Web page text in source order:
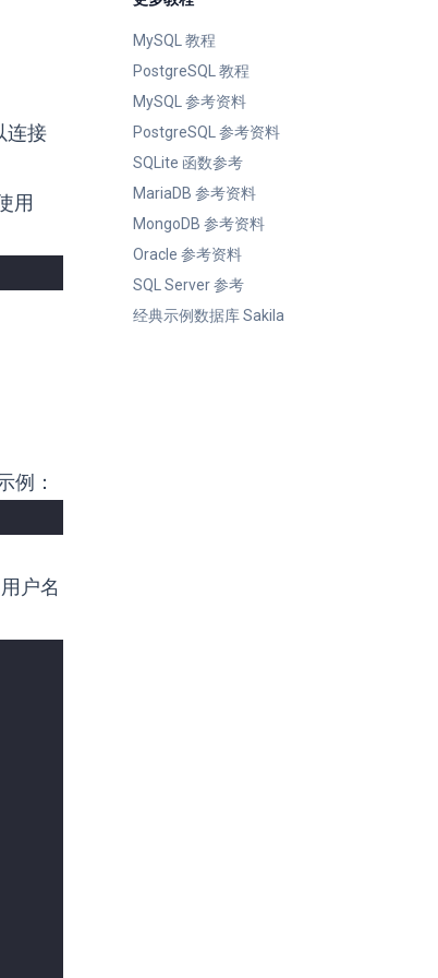
连接
用
例：
户名
MySQL 教程
PostgreSQL 教程
MySQL 参考资料
PostgreSQL 参考资料
SQLite 函数参考
MariaDB 参考资料
MongoDB 参考资料
Oracle 参考资料
SQL Server 参考
经典示例数据库 Sakila